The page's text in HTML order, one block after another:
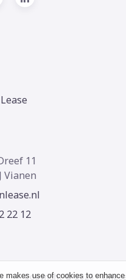
11
Vianen
22 12
Copyright © 2026 -
makes use of cookies to